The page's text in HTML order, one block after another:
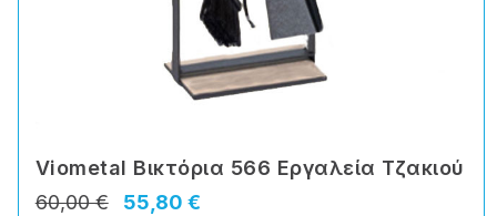
Viometal Βικτόρια 566 Εργαλεία Τζακιού
55,80 €
60,00 €